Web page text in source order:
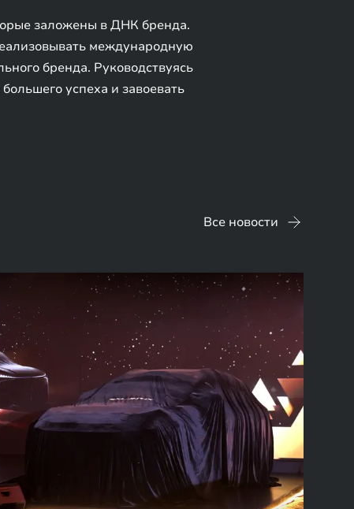
заложены в ДНК бренда.
международную
бренда. Руководствуясь
успеха и завоевать
Все новости